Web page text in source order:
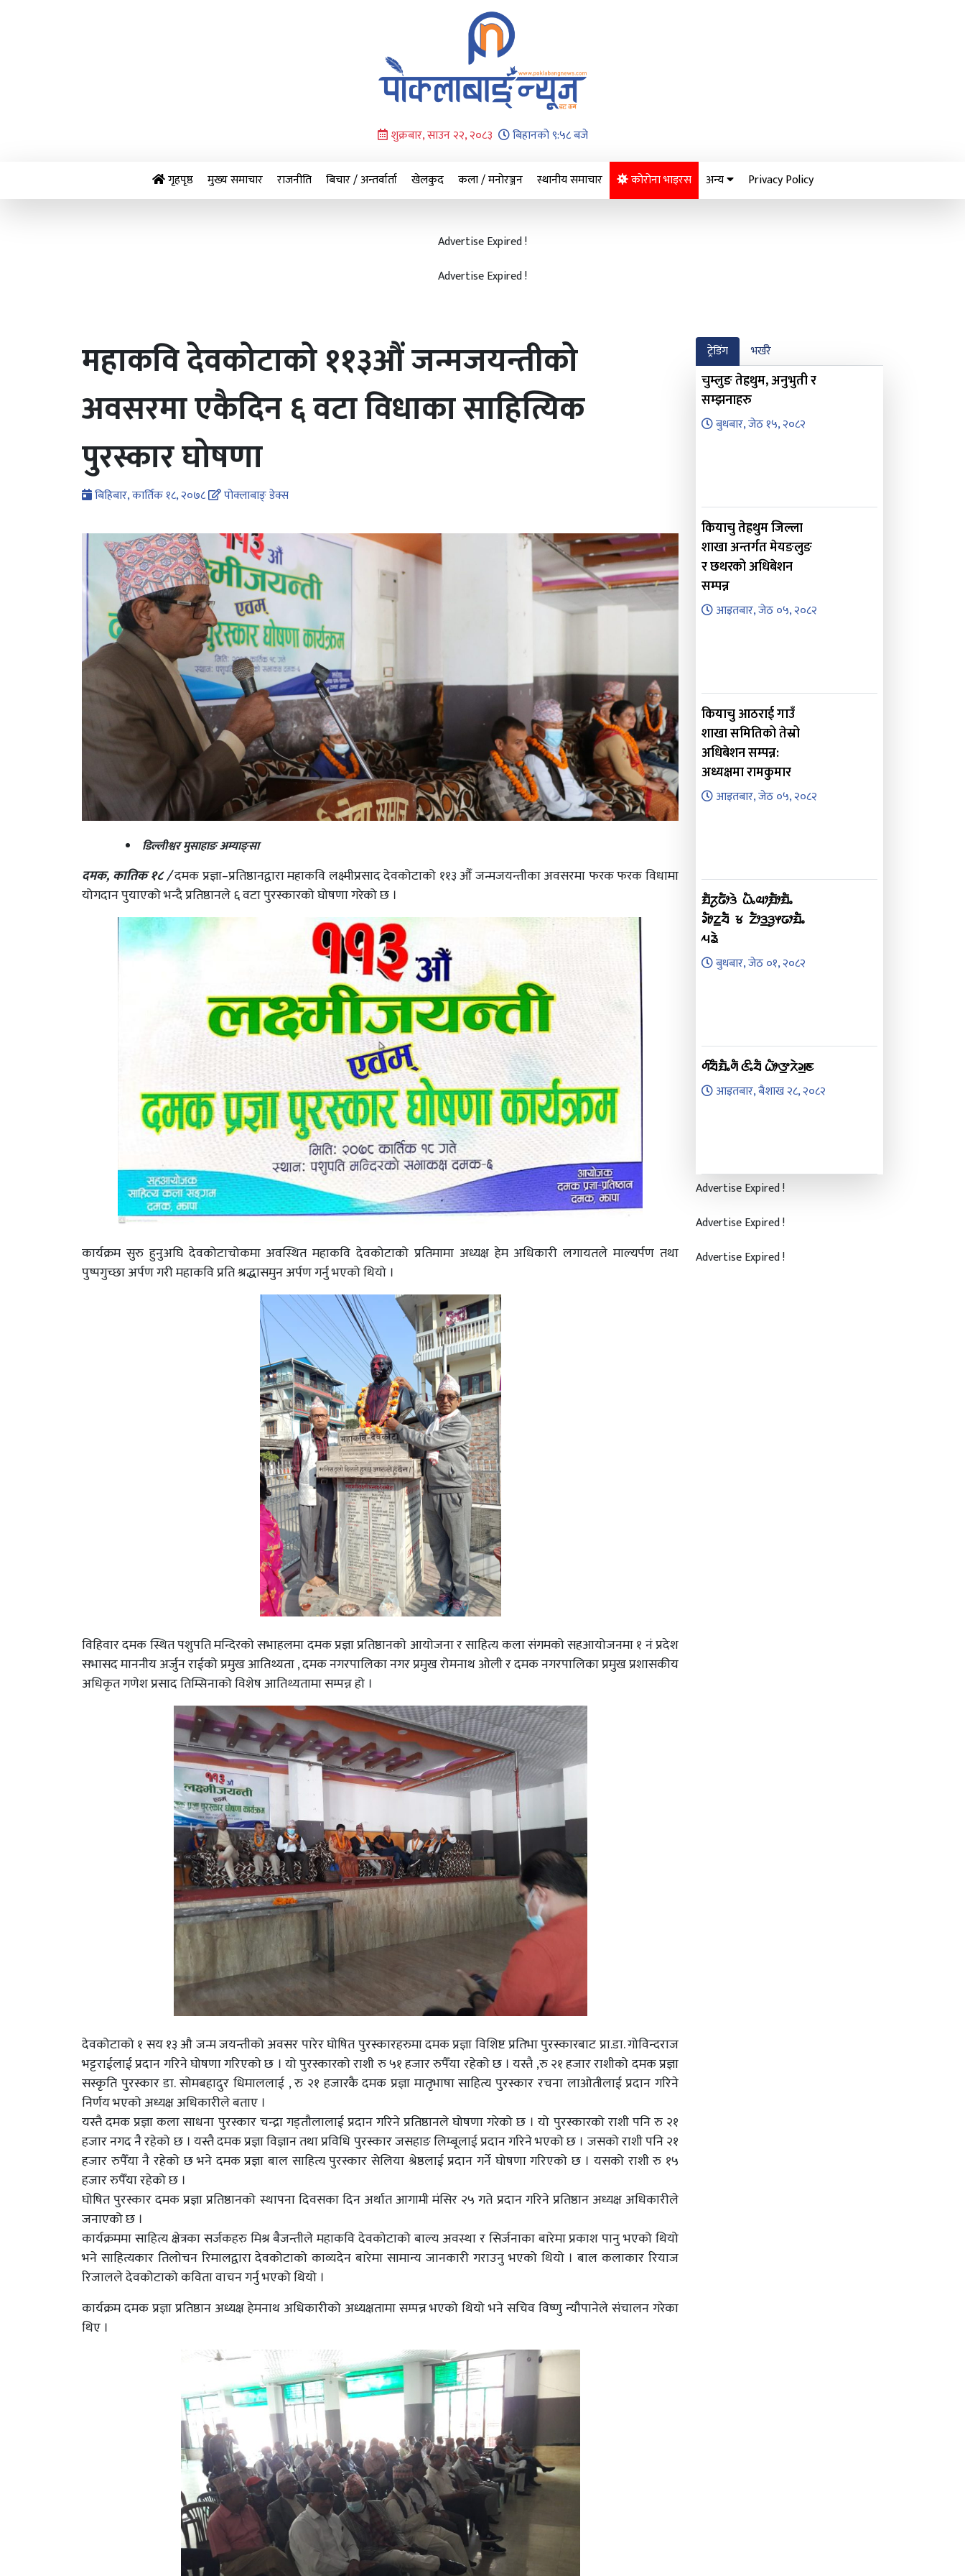
शुक्रबार, साउन २२, २०८३ बिहानको ९:५८ बजे
गृहपृष्ठ मुख्य समाचार राजनीति बिचार / अन्तर्वार्ता खेलकुद कला / मनोरञ्जन स्थानीय समाचार कोरोना भाइरस अन्य Privacy Policy
Advertise Expired !
Advertise Expired !
महाकवि देवकोटाको ११३औं जन्मजयन्तीको
अवसरमा एकैदिन ६ वटा विधाका साहित्यिक
पुरस्कार घोषणा
बिहिबार, कार्तिक १८, २०७८ पोक्लाबाङ् डेक्स
डिल्लीश्वर मुसाहाङ अम्याङ्सा
दमक, कातिक १८ /दमक प्रज्ञा–प्रतिष्ठानद्वारा महाकवि लक्ष्मीप्रसाद देवकोटाको ११३ औँ जन्मजयन्तीका अवसरमा फरक फरक विधामा
योगदान पुयाएको भन्दै प्रतिष्ठानले ६ वटा पुरस्कारको घोषणा गरेको छ ।
कार्यक्रम सुरु हुनुअघि देवकोटाचोकमा अवस्थित महाकवि देवकोटाको प्रतिमामा अध्यक्ष हेम अधिकारी लगायतले माल्यर्पण तथा
पुष्पगुच्छा अर्पण गरी महाकवि प्रति श्रद्धासमुन अर्पण गर्नु भएको थियो ।
विहिवार दमक स्थित पशुपति मन्दिरको सभाहलमा दमक प्रज्ञा प्रतिष्ठानको आयोजना र साहित्य कला संगमको सहआयोजनमा १ नं प्रदेश
सभासद माननीय अर्जुन राईको प्रमुख आतिथ्यता , दमक नगरपालिका नगर प्रमुख रोमनाथ ओली र दमक नगरपालिका प्रमुख प्रशासकीय
अधिकृत गणेश प्रसाद तिम्सिनाको विशेष आतिथ्यतामा सम्पन्न हो ।
देवकोटाको १ सय १३ औ जन्म जयन्तीको अवसर पारेर घोषित पुरस्कारहरुमा दमक प्रज्ञा विशिष्ट प्रतिभा पुरस्कारबाट प्रा.डा. गोविन्दराज
भट्टराईलाई प्रदान गरिने घोषणा गरिएको छ । यो पुरस्कारको राशी रु ५१ हजार रुपैँया रहेको छ । यस्तै ,रु २१ हजार राशीको दमक प्रज्ञा
सस्कृति पुरस्कार डा. सोमबहादुर धिमाललाई , रु २१ हजारकै दमक प्रज्ञा मातृभाषा साहित्य पुरस्कार रचना लाओतीलाई प्रदान गरिने
निर्णय भएको अध्यक्ष अधिकारीले बताए ।
यस्तै दमक प्रज्ञा कला साधना पुरस्कार चन्द्रा गड्तौलालाई प्रदान गरिने प्रतिष्ठानले घोषणा गरेको छ । यो पुरस्कारको राशी पनि रु २१
हजार नगद नै रहेको छ । यस्तै दमक प्रज्ञा विज्ञान तथा प्रविधि पुरस्कार जसहाङ लिम्बूलाई प्रदान गरिने भएको छ । जसको राशी पनि २१
हजार रुपैँया नै रहेको छ भने दमक प्रज्ञा बाल साहित्य पुरस्कार सेलिया श्रेष्ठलाई प्रदान गर्ने घोषणा गरिएको छ । यसको राशी रु १५
हजार रुपैँया रहेको छ ।
घोषित पुरस्कार दमक प्रज्ञा प्रतिष्ठानको स्थापना दिवसका दिन अर्थात आगामी मंसिर २५ गते प्रदान गरिने प्रतिष्ठान अध्यक्ष अधिकारीले
जनाएको छ ।
कार्यक्रममा साहित्य क्षेत्रका सर्जकहरु मिश्र बैजन्तीले महाकवि देवकोटाको बाल्य अवस्था र सिर्जनाका बारेमा प्रकाश पानु भएको थियो
भने साहित्यकार तिलोचन रिमालद्वारा देवकोटाको काव्यदेन बारेमा सामान्य जानकारी गराउनु भएको थियो । बाल कलाकार रियाज
रिजालले देवकोटाको कविता वाचन गर्नु भएको थियो ।
कार्यक्रम दमक प्रज्ञा प्रतिष्ठान अध्यक्ष हेमनाथ अधिकारीको अध्यक्षतामा सम्पन्न भएको थियो भने सचिव विष्णु न्यौपानेले संचालन गरेका
थिए ।
ट्रेडिंग भर्खरै
चुम्लुङ तेह्रथुम, अनुभुती र
सम्झनाहरु
बुधबार, जेठ १५, २०८२
कियाचु तेह्रथुम जिल्ला
शाखा अन्तर्गत मेयङलुङ
र छथरको अधिबेशन
सम्पन्न
आइतबार, जेठ ०५, २०८२
कियाचु आठराई गाउँ
शाखा समितिको तेस्रो
अधिबेशन सम्पन्न:
अध्यक्षमा रामकुमार
आइतबार, जेठ ०५, २०८२
ᤀᤠᤖᤢᤒᤥᤋᤧ ᤐᤠᤱᤓᤣ᤹ᤀᤥᤀᤠᤱ
ᤆᤥᤁ᤻ᤔᤠ ᤃ ᤁᤥᤋ᤻ᤋᤢᤶᤒᤣᤀᤠᤱ
ᤘᤕᤧ
बुधबार, जेठ ०१, २०८२
ᤛᤡᤔᤠᤀᤠᤱᤛᤠ ᤜᤡᤱᤔᤠ ᤐᤥᤅ᤻ᤖᤧᤆ᤻ᤇ
आइतबार, बैशाख २८, २०८२
Advertise Expired !
Advertise Expired !
Advertise Expired !